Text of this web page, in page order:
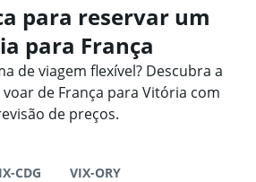
para reservar um
para França
de viagem flexível? Descubra a
de França para Vitória com
de preços.
CDG VIX-ORY